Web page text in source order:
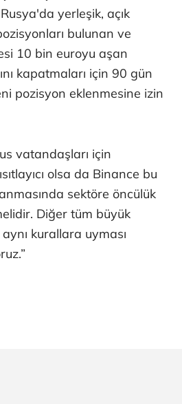
yerleşik, açık
bulunan ve
10 bin euroyu aşan
kapatmaları için 90 gün
pozisyon eklenmesine izin
vatandaşları için
olsa da Binance bu
sektöre öncülük
Diğer tüm büyük
kurallara uyması